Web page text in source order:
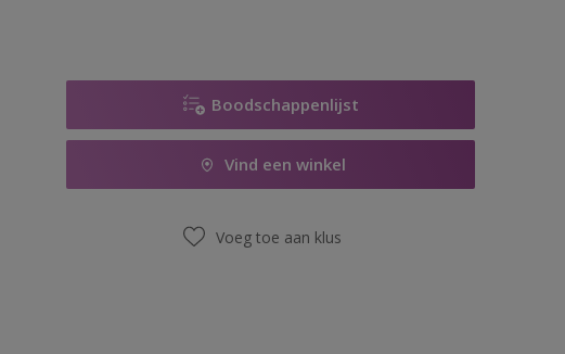
Boodschappenlijst
Vind een winkel
Voeg toe aan klus